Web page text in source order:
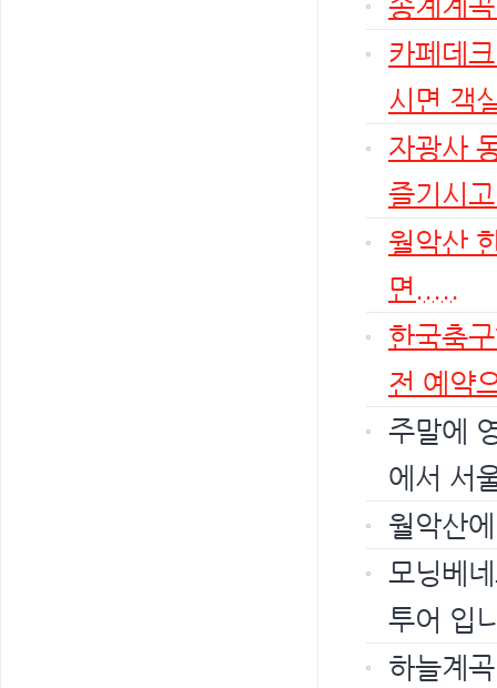
카페데
시면 객
자광사
즐기시
월악산
면.....
한국축
전 예약
주말에
에서 서
월악산
모닝베
투어 입
하늘계